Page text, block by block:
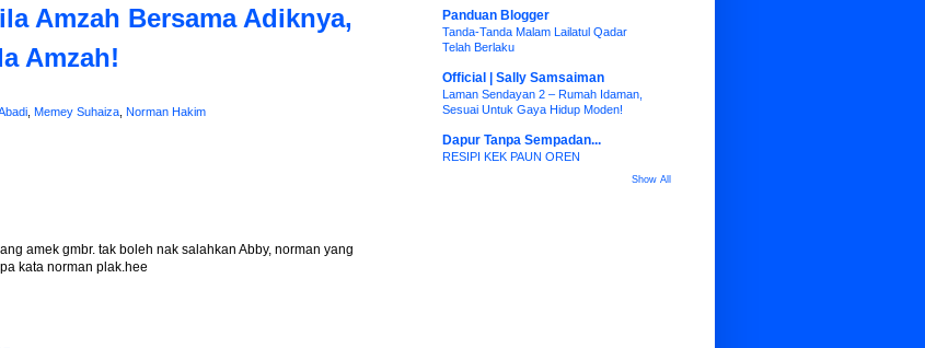
Amzah Bersama Adiknya,
Amzah!
, Memey Suhaiza, Norman Hakim
amek gmbr. tak boleh nak salahkan Abby, norman yang
kata norman plak.hee
Panduan Blogger
Tanda-Tanda Malam Lailatul Qadar
Telah Berlaku
Official | Sally Samsaiman
Laman Sendayan 2 – Rumah Idaman,
Sesuai Untuk Gaya Hidup Moden!
Dapur Tanpa Sempadan...
RESIPI KEK PAUN OREN
Show All